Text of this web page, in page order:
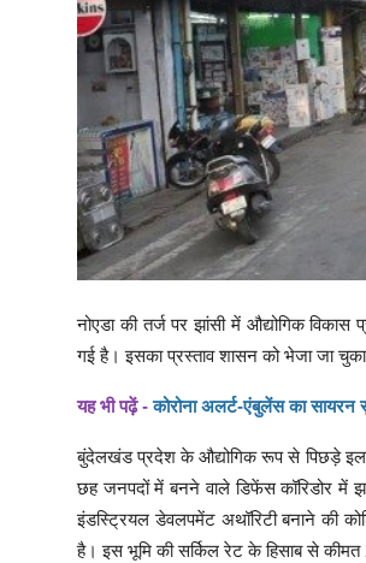
नोएडा की तर्ज पर झांसी में औद्योगिक
गई है। इसका प्रस्ताव शासन को भेजा जा
यह भी पढ़ें -कोरोना अलर्ट-एंबुलेंस का सायरन
बुंदेलखंड प्रदेश के औद्योगिक रूप से पिछड़े
छह जनपदों में बनने वाले डिफेंस कॉरिडोर में
इंडस्ट्रियल डेवलपमेंट अथॉरिटी बनाने की
है। इस भूमि की सर्किल रेट के हिसाब से